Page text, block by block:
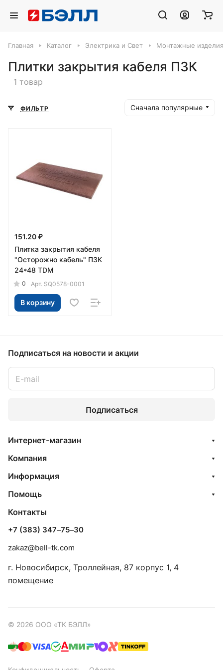
Главная Каталог Электрика и Свет Монтажные изделия
Плитки закрытия кабеля ПЗК
1 товар
ФИЛЬТР Сначала популярные
151.20 ₽
Плитка закрытия кабеля
"Осторожно кабель" ПЗК
24*48 TDM
0 Арт. SQ0578-0001
В корзину
Подписаться на новости и акции
Подписаться
Интернет-магазин
Компания
Информация
Помощь
Контакты
+7 (383) 347‒75‒30
zakaz@bell-tk.com
г. Новосибирск, ​Троллейная, 87 корпус 1, 4
помещение
© 2026 ООО «ТК БЭЛЛ»